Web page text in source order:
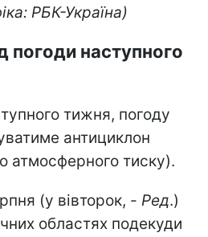
РБК-Україна)
погоди наступного
тижня, погоду
антициклон
атмосферного тиску).
(у вівторок, - Ред.)
областях подекуди